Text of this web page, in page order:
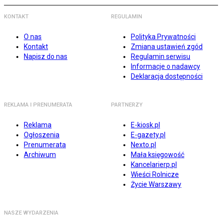
KONTAKT
O nas
Kontakt
Napisz do nas
REGULAMIN
Polityka Prywatności
Zmiana ustawień zgód
Regulamin serwisu
Informacje o nadawcy
Deklaracja dostępności
REKLAMA I PRENUMERATA
Reklama
Ogłoszenia
Prenumerata
Archiwum
PARTNERZY
E-kiosk.pl
E-gazety.pl
Nexto.pl
Mała księgowość
Kancelarierp.pl
Wieści Rolnicze
Życie Warszawy
NASZE WYDARZENIA